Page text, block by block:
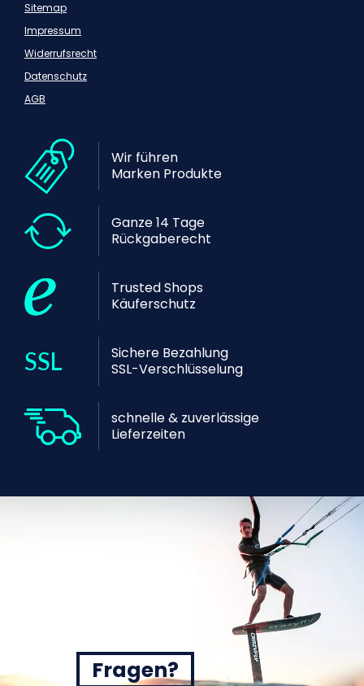
Sitemap
Impressum
Widerrufsrecht
Datenschutz
AGB
Wir führen
Marken Produkte
Ganze 14 Tage
Rückgaberecht
Trusted Shops
Käuferschutz
Sichere Bezahlung
SSL-Verschlüsselung
schnelle & zuverlässige
Lieferzeiten
Fragen?